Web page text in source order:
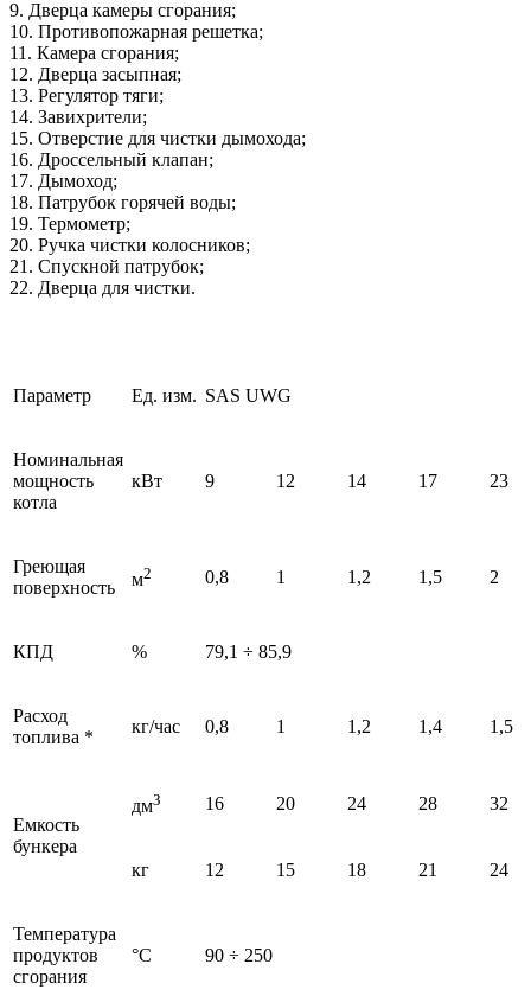
9. Дверца камеры сгорания;
10. Противопожарная решетка;
11. Камера сгорания;
12. Дверца засыпная;
13. Регулятор тяги;
14. Завихрители;
15. Отверстие для чистки дымохода;
16. Дроссельный клапан;
17. Дымоход;
18. Патрубок горячей воды;
19. Термометр;
20. Ручка чистки колосников;
21. Спускной патрубок;
22. Дверца для чистки.
Параметр Ед. изм. SAS UWG
Номинальная
мощность
котла
кВт 9 12 14 17 23
Греющая
поверхность
м2 0,8 1 1,2 1,5 2
КПД % 79,1 ÷ 85,9
Расход
топлива *
кг/час 0,8 1 1,2 1,4 1,5
Емкость
бункера
дмЗ 16 20 24 28 32
кг 12 15 18 21 24
Температура
продуктов
сгорания
°C 90 ÷ 250